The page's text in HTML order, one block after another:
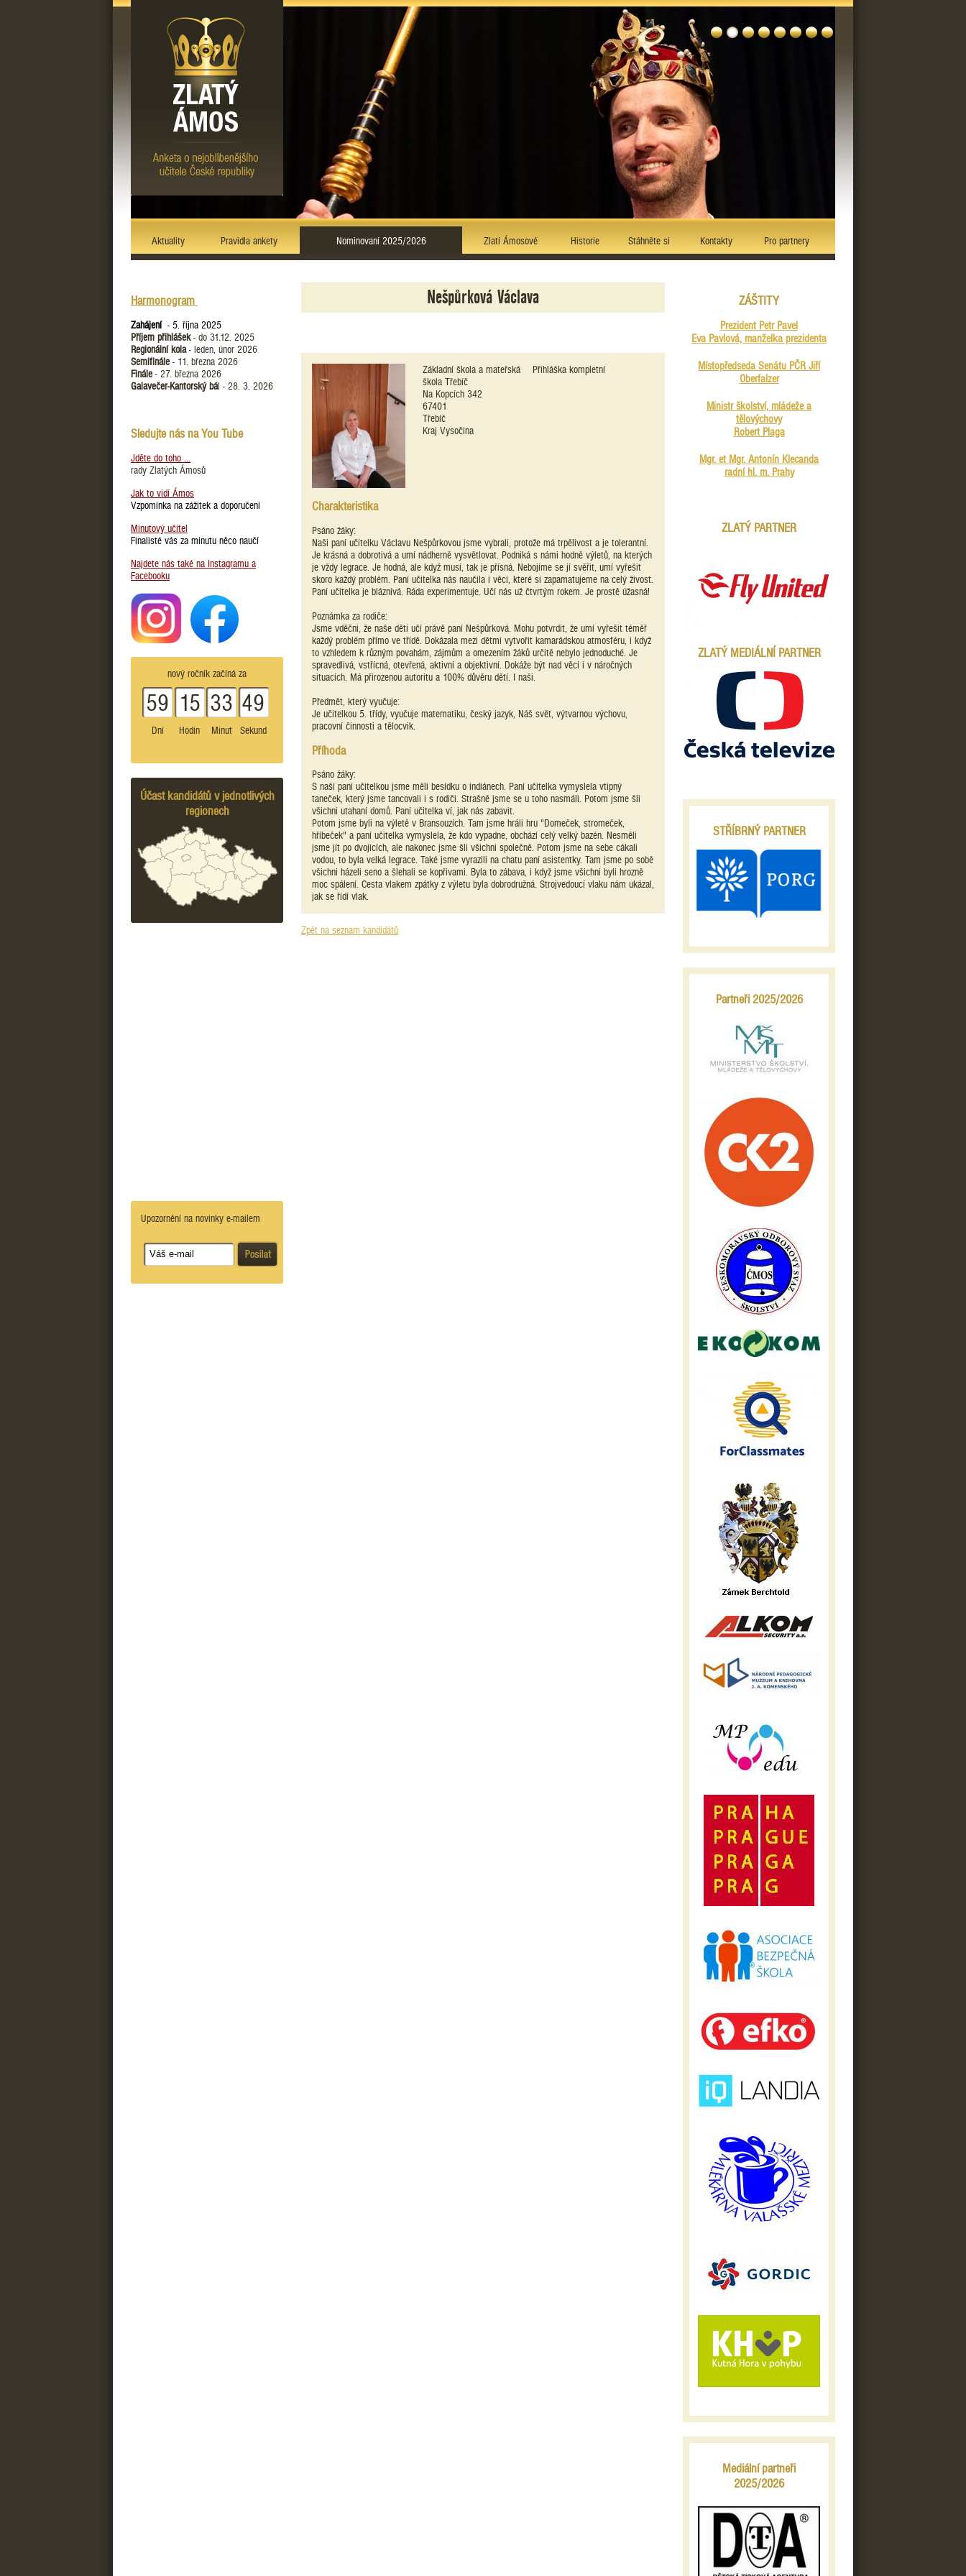
Aktuality Pravidla ankety Nominovaní 2025/2026 Zlatí Ámosové Historie Stáhněte si Kontakty Pro partnery
Harmonogram
Zahájení - 5. října 2025
Příjem přihlášek- do 31.12. 2025
Regionální kola- leden, únor 2026
Semifinále - 11. března 2026
Finále - 27. března 2026
Galavečer-Kantorský bál - 28. 3. 2026
Sledujte nás na You Tube
Jděte do toho ...
rady Zlatých Ámosů
Jak to vidí Ámos
Vzpomínka na zážitek a doporučení
Minutový učitel
Finalisté vás za minutu něco naučí
Najdete nás také na Instagramu a
Facebooku
nový ročník začíná za
59
Dní
15
Hodin
33
Minut
49
Sekund
Účast kandidátů v jednotlivých
regionech
Upozornění na novinky e-mailem
Nešpůrková Václava
Základní škola a mateřská
škola Třebíč
Na Kopcích 342
67401
Třebíč
Kraj Vysočina
Přihláška kompletní
Charakteristika
Psáno žáky:
Naši paní učitelku Václavu Nešpůrkovou jsme vybrali, protože má trpělivost a je tolerantní.
Je krásná a dobrotivá a umí nádherně vysvětlovat. Podniká s námi hodně výletů, na kterých
je vždy legrace. Je hodná, ale když musí, tak je přísná. Nebojíme se jí svěřit, umí vyřešit
skoro každý problém. Paní učitelka nás naučila i věci, které si zapamatujeme na celý živost.
Paní učitelka je bláznivá. Ráda experimentuje. Učí nás už čtvrtým rokem. Je prostě úžasná!
Poznámka za rodiče:
Jsme vděčni, že naše děti učí právě paní Nešpůrková. Mohu potvrdit, že umí vyřešit téměř
každý problém přímo ve třídě. Dokázala mezi dětmi vytvořit kamarádskou atmosféru, i když
to vzhledem k různým povahám, zájmům a omezením žáků určitě nebylo jednoduché. Je
spravedlivá, vstřícná, otevřená, aktivní a objektivní. Dokáže být nad věcí i v náročných
situacích. Má přirozenou autoritu a 100% důvěru dětí. I naši.
Předmět, který vyučuje:
Je učitelkou 5. třídy, vyučuje matematiku, český jazyk, Náš svět, výtvarnou výchovu,
pracovní činnosti a tělocvik.
Příhoda
Psáno žáky:
S naší paní učitelkou jsme měli besídku o indiánech. Paní učitelka vymyslela vtipný
taneček, který jsme tancovali i s rodiči. Strašně jsme se u toho nasmáli. Potom jsme šli
všichni utahaní domů. Paní učitelka ví, jak nás zabavit.
Potom jsme byli na výletě v Bransouzích. Tam jsme hráli hru "Domeček, stromeček,
hříbeček" a paní učitelka vymyslela, že kdo vypadne, obchází celý velký bazén. Nesměli
jsme jít po dvojicích, ale nakonec jsme šli všichni společně. Potom jsme na sebe cákali
vodou, to byla velká legrace. Také jsme vyrazili na chatu paní asistentky. Tam jsme po sobě
všichni házeli seno a šlehali se kopřivami. Byla to zábava, i když jsme všichni byli hrozně
moc spálení. Cesta vlakem zpátky z výletu byla dobrodružná. Strojvedoucí vlaku nám ukázal,
jak se řídí vlak.
Zpět na seznam kandidátů
ZÁŠTITY
Prezident Petr Pavel
Eva Pavlová, manželka prezidenta
Místopředseda Senátu PČR Jiří
Oberfalzer
Ministr školství, mládeže a
tělovýchovy
Robert Plaga
Mgr. et Mgr. Antonín Klecanda
radní hl. m. Prahy
ZLATÝ PARTNER
ZLATÝ MEDIÁLNÍ PARTNER
STŘÍBRNÝ PARTNER
Partneři 2025/2026
Mediální partneři
2025/2026